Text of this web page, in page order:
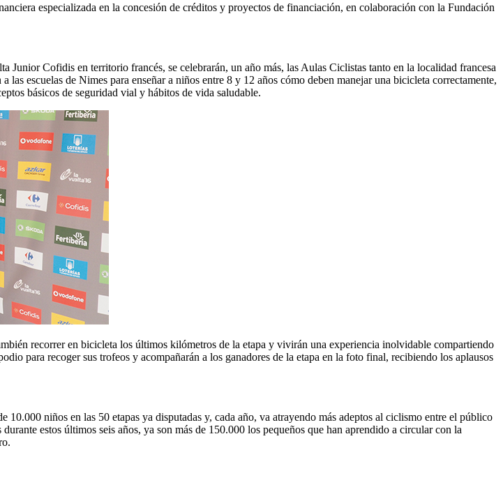
especializada en la concesión de créditos y proyectos de financiación, en colaboración con la Fundación
Cofidis en territorio francés, se celebrarán, un año más, las Aulas Ciclistas tanto en la localidad francesa
escuelas de Nimes para enseñar a niños entre 8 y 12 años cómo deben manejar una bicicleta correctamente,
básicos de seguridad vial y hábitos de vida saludable.
recorrer en bicicleta los últimos kilómetros de la etapa y vivirán una experiencia inolvidable compartiendo
para recoger sus trofeos y acompañarán a los ganadores de la etapa en la foto final, recibiendo los aplausos
niños en las 50 etapas ya disputadas y, cada año, va atrayendo más adeptos al ciclismo entre el público
estos últimos seis años, ya son más de 150.000 los pequeños que han aprendido a circular con la